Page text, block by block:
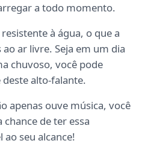
a todo momento.
resistente à água, o que a
ar livre. Seja em um dia
chuvoso, você pode
alto-falante.
apenas ouve música, você
de ter essa
seu alcance!